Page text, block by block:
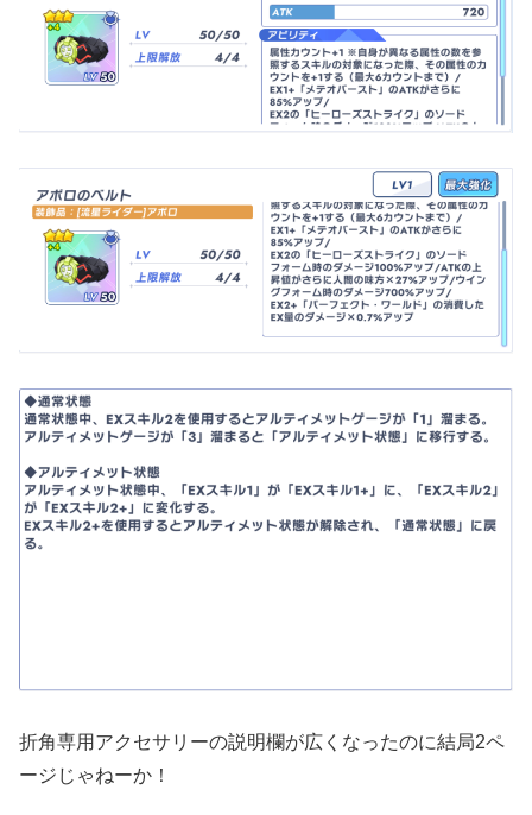
折角専用アクセサリーの説明欄が広くなったのに結局2ペ
ージじゃねーか！